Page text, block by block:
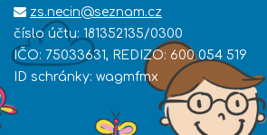
zs.necin@seznam.cz
číslo účtu: 181352135/0300
IČO: 75033631, REDIZO: 600 054 519
ID schránky: wagmfmx